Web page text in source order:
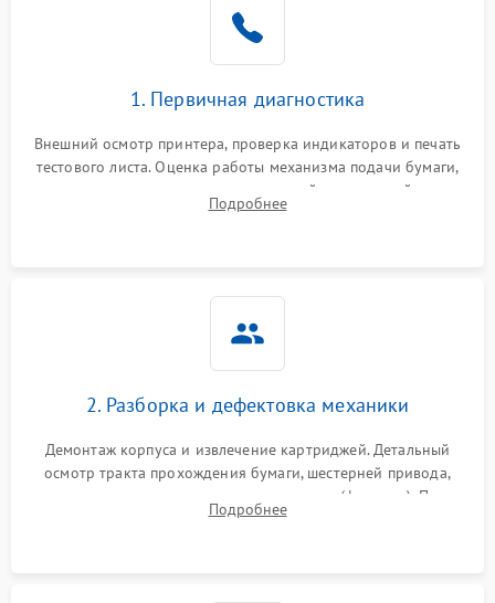
1. Первичная диагностика
Внешний осмотр принтера, проверка индикаторов и печать
тестового листа. Оценка работы механизма подачи бумаги,
выявление посторонних шумов, замятий и первичный анализ
дефектов печати (полосы, фон, пробелы).
Подробнее
2. Разборка и дефектовка механики
Демонтаж корпуса и извлечение картриджей. Детальный
осмотр тракта прохождения бумаги, шестерней привода,
роликов захвата и узла термозакрепления (фьюзера). Поиск
физического износа и повреждений деталей.
Подробнее